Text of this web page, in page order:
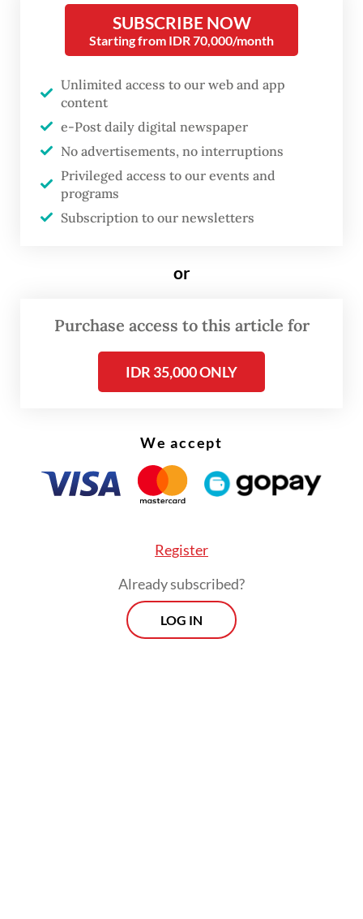
institusi kepolisian. Otomatis, kontribusi ini
berhubungan dengan presiden yang sedang
Prabowo, Menteri Pertahanan di kabinet
Presiden Joko “Jokowi” Widodo, menerima
penghargaan bergengsi tersebut dalam
upacara penganugerahan tertutup di Mabes
Polri di Jakarta.
purnawirawan jenderal militer itu tiba di
Panglima Jenderal Listyo Sigit Prabowo dan
barikade petugas polisi.
SUBSCRIBE NOW
Starting from IDR 70,000/month
Unlimited access to our web and app
content
e-Post daily digital newspaper
No advertisements, no interruptions
Privileged access to our events and
programs
Subscription to our newsletters
or
Purchase access to this article for
IDR 35,000 ONLY
We accept
Register
Already subscribed?
LOG IN